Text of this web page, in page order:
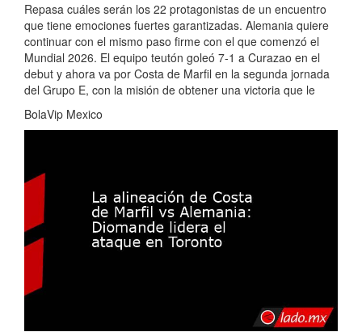
Repasa cuáles serán los 22 protagonistas de un encuentro
que tiene emociones fuertes garantizadas. Alemania quiere
continuar con el mismo paso firme con el que comenzó el
Mundial 2026. El equipo teutón goleó 7-1 a Curazao en el
debut y ahora va por Costa de Marfil en la segunda jornada
del Grupo E, con la misión de obtener una victoria que le
BolaVip Mexico